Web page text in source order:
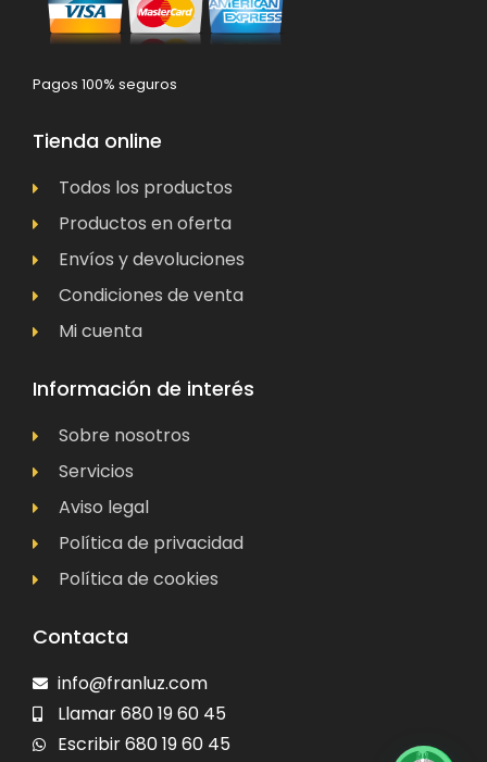
Pagos 100% seguros
Tienda online
Todos los productos
Productos en oferta
Envíos y devoluciones
Condiciones de venta
Mi cuenta
Información de interés
Sobre nosotros
Servicios
Aviso legal
Política de privacidad
Política de cookies
Contacta
info@franluz.com
Llamar 680 19 60 45
Escribir 680 19 60 45